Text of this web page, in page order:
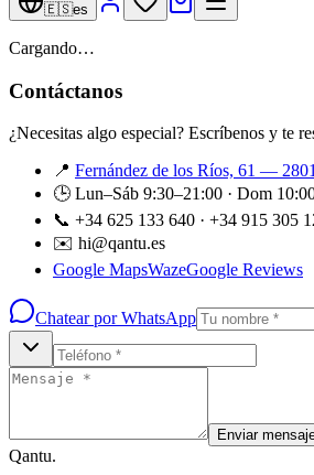
🇪🇸es
Cargando…
Contáctanos
¿Necesitas algo especial? Escríbenos y te
📍 Fernández de los Ríos, 61 —
🕒 Lun–Sáb 9:30–21:00 · Dom
📞 +34 625 133 640 · +34 915 305
✉️ hi@qantu.es
Google MapsWazeGoogle Reviews
Chatear por WhatsApp
Enviar
Qantu.